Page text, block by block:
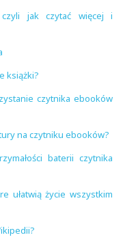
jak czytać więcej i
książki?
czytnika ebooków
na czytniku ebooków?
baterii czytnika
ułatwią życie wszystkim